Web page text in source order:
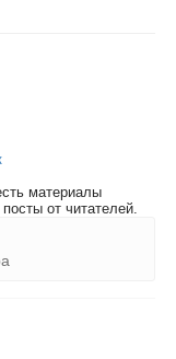
материалы
от читателей.